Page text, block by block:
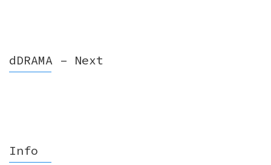
dDRAMA – Next
Info